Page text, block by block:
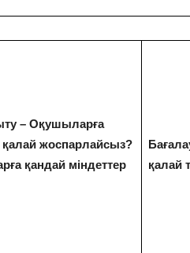
– Оқушыларға
қалай жоспарлайсыз?
қандай міндеттер
қалай